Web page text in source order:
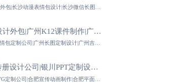
广州UI设计外包|广州K12课件制作|广州微信表情包定制公司|广州长图定制设计-蓝橙视觉
广州微信表情包定制公司|广州长图定制设计|广州吉祥物设计公司|广州微信SVG定制公司-蓝橙视觉,强调设计的战略价值，将设计作为企业战略的重要组成部分，推动品牌与企业的整体发展。
合肥宣传册设计公司|银川PPT定制设计|银川微信SVG定制公司|合肥宣传动画制作-蓝橙视觉
银川微信SVG定制公司|合肥宣传动画制作|合肥平面设计公司|银川广告设计公司-蓝橙视觉,设计公司注重设计的情感共鸣与用户体验，通过设计传递品牌价值观与人文关怀，增强品牌与消费者之间的情感联系。